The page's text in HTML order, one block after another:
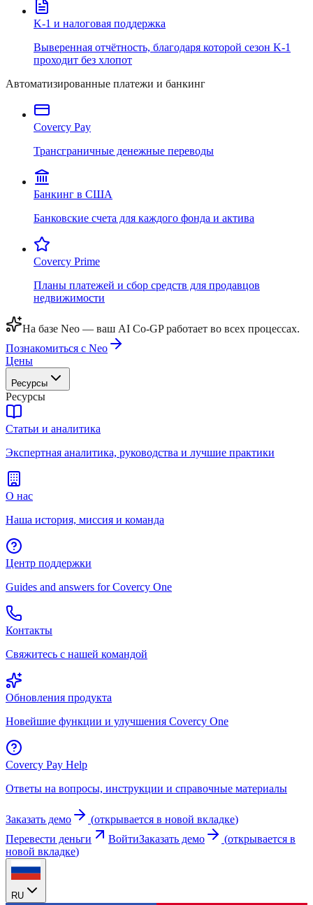
K-1 и налоговая поддержка
Выверенная отчётность, благодаря которой сезон K-1
проходит без хлопот
Автоматизированные платежи и банкинг
Covercy Pay
Трансграничные денежные переводы
Банкинг в США
Банковские счета для каждого фонда и актива
Covercy Prime
Планы платежей и сбор средств для продавцов
недвижимости
На базе Neo — ваш AI Co-GP работает во всех процессах.
Познакомиться с Neo
Цены
Ресурсы
Ресурсы
Статьи и аналитика
Экспертная аналитика, руководства и лучшие практики
О нас
Наша история, миссия и команда
Центр поддержки
Guides and answers for Covercy One
Контакты
Свяжитесь с нашей командой
Обновления продукта
Новейшие функции и улучшения Covercy One
Covercy Pay Help
Ответы на вопросы, инструкции и справочные материалы
Заказать демо (открывается в новой вкладке)
Перевести деньги
ВойтиЗаказать демо (открывается в
новой вкладке)
RU